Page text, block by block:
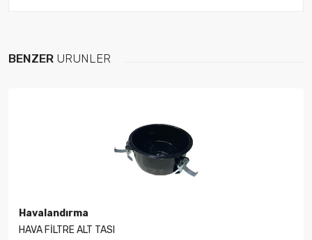
BENZER ÜRÜNLER
Havalandırma
HAVA FİLTRE ALT TASI